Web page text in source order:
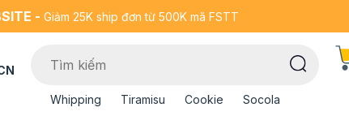
- Giảm 25K ship đơn từ 500K mã FSTT
Whipping Tiramisu Cookie Socola